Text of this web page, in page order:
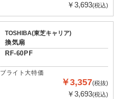
￥3,693(税込)
TOSHIBA(東芝キャリア)
換気扇
RF-60PF
ブライト大特価
￥3,357(税抜)
￥3,693(税込)